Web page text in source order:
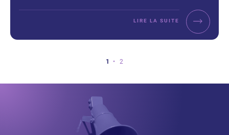
LIRE LA SUITE
Page
1 Page
2